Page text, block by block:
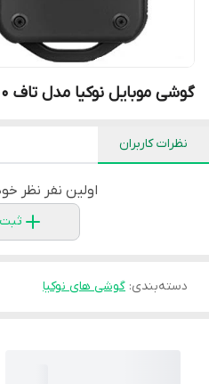
گوشی موبایل نوکیا مدل تاف 800 دو سیم کارت
نظرات کاربران
اولین نفر نظر
دسته‌بندی: گوشی های نوکیا